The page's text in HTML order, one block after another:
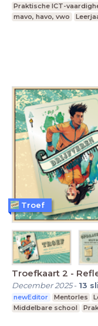
Praktische ICT-
mavo, havo, vwo
Troefkaart 2 -
December 2025- 13
newEditor Mentorles
Middelbare school
Troef